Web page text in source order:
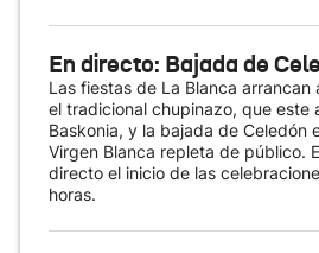
En directo: Bajada de
Las fiestas de La Blanca arrancan
el tradicional chupinazo, que este
Baskonia, y la bajada de Celedón
Virgen Blanca repleta de público.
directo el inicio de las
horas.